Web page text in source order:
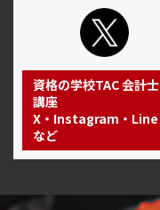
資格の学校TAC 会計士
講座
X・Instagram・Line
など